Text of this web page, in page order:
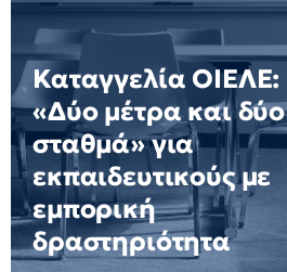
Καταγγελία ΟΙΕΛΕ:
«Δύο μέτρα και δύο
σταθμά» για
εκπαιδευτικούς με
εμπορική
δραστηριότητα